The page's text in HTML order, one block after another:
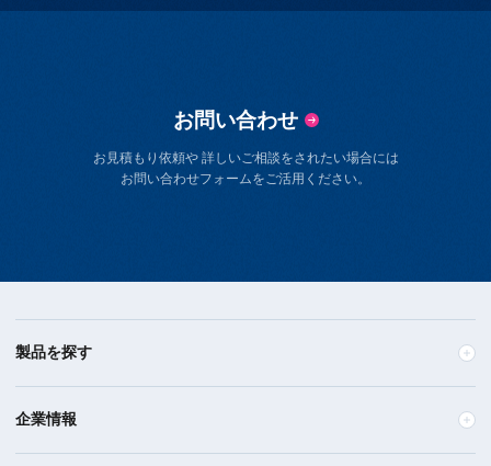
お問い合わせ
お見積もり依頼や 詳しいご相談をされたい場合には
お問い合わせフォームをご活用ください。
製品を探す
企業情報